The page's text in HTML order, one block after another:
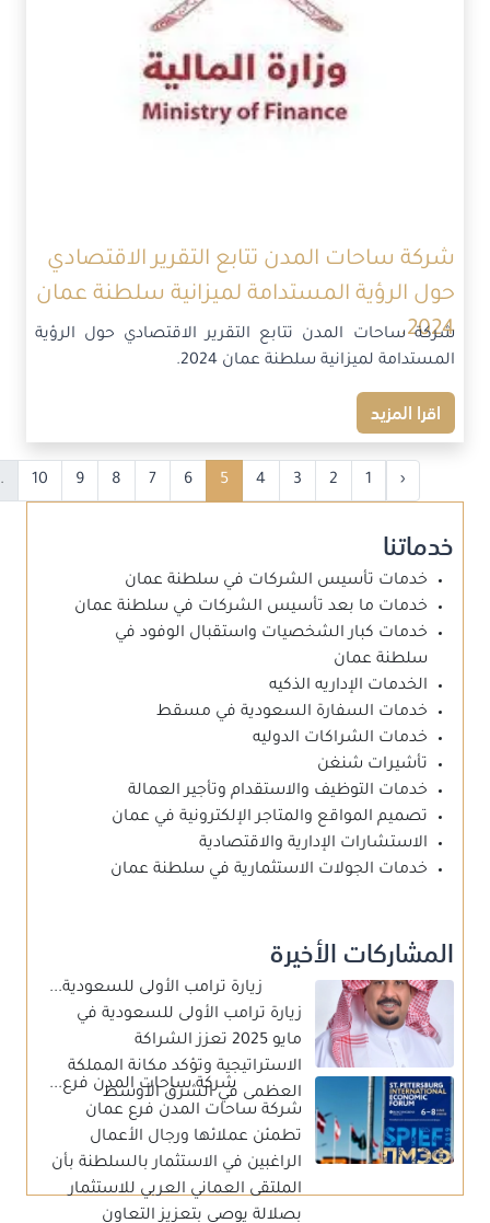
شركة ساحات المدن تتابع التقرير الاقتصادي
حول الرؤية المستدامة لميزانية سلطنة عمان
2024.
شركة ساحات المدن تتابع التقرير الاقتصادي حول الرؤية
المستدامة لميزانية سلطنة عمان 2024.
اقرا المزيد
‹
1
2
3
4
5
6
7
8
9
10
خدماتنا
خدمات تأسيس الشركات في سلطنة عمان
خدمات ما بعد تأسيس الشركات في سلطنة عمان
خدمات كبار الشخصيات واستقبال الوفود في
سلطنة عمان
الخدمات الإداريه الذكيه
خدمات السفارة السعودية في مسقط
خدمات الشراكات الدوليه
تأشيرات شنغن
خدمات التوظيف والاستقدام وتأجير العمالة
تصميم المواقع والمتاجر الإلكترونية في عمان
الاستشارات الإدارية والاقتصادية
خدمات الجولات الاستثمارية في سلطنة عمان
المشاركات الأخيرة
زيارة ترامب الأولى للسعودية...
زيارة ترامب الأولى للسعودية في
مايو 2025 تعزز الشراكة
الاستراتيجية وتؤكد مكانة المملكة
العظمى في الشرق الأوسط
شركة ساحات المدن فرع...
شركة ساحات المدن فرع عمان
تطمئن عملائها ورجال الأعمال
الراغبين في الاستثمار بالسلطنة بأن
الملتقى العماني العربي للاستثمار
بصلالة يوصي بتعزيز التعاون